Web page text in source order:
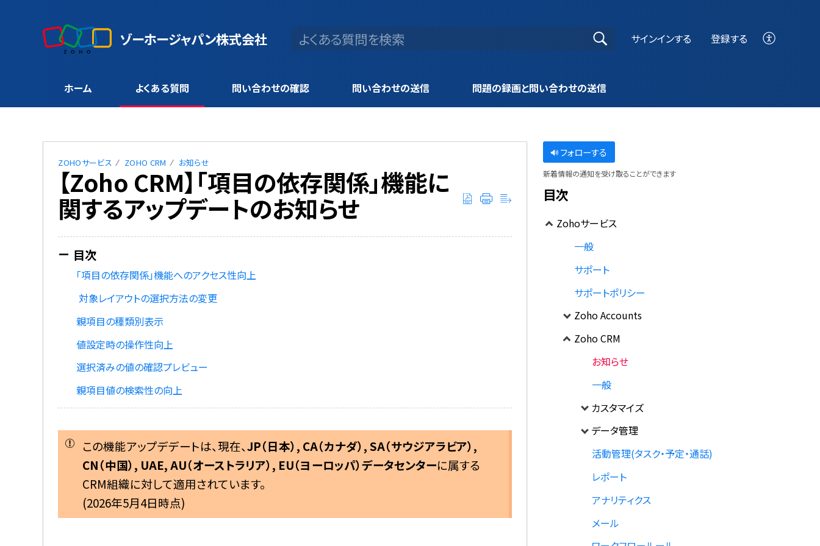
ゾーホージャパン株式会社 サインインする 登録する
ホーム よくある質問 問い合わせの確認 問い合わせの送信 問題の録画と問い合わせの送信
ZOHOサービス ZOHO CRM お知らせ
【Zoho CRM】「項目の依存関係」機能に
関するアップデートのお知らせ
「項目の依存関係」機能へのアクセス性向上
対象レイアウトの選択方法の変更
親項目の種類別表示
値設定時の操作性向上
選択済みの値の確認プレビュー
親項目値の検索性の向上
この機能アップデデートは、現在、JP（日本）, CA（カナダ）, SA（サウジアラビア）,
CN（中国）, UAE, AU（オーストラリア） , EU（ヨーロッパ）データセンターに属する
CRM組織に対して適用されています。
(2026年5月4日時点)
フォローする
新着情報の通知を受け取ることができます
目次
Zohoサービス
一般
サポート
サポートポリシー
Zoho Accounts
Zoho CRM
お知らせ
一般
カスタマイズ
データ管理
活動管理(タスク・予定・通話)
レポート
アナリティクス
メール